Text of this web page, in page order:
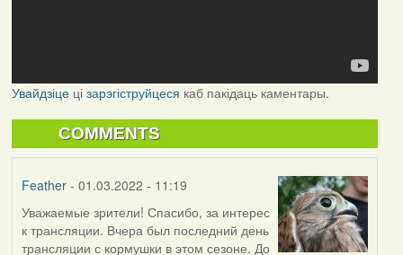
Увайдзіцеці зарэгіструйцеся каб пакідаць каментары.
COMMENTS
Feather- 01.03.2022 - 11:19
Уважаемые зрители! Спасибо, за интерес
к трансляции. Вчера был последний день
трансляции с кормушки в этом сезоне. До